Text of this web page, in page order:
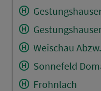
Weischau
Sonnefeld
Frohnlach